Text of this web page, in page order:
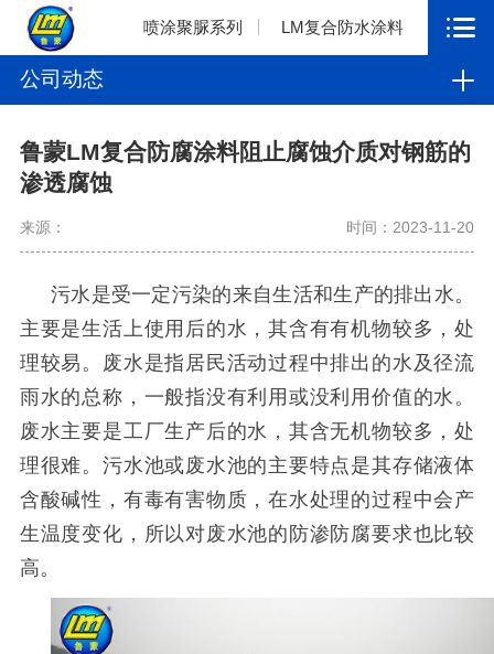
喷涂聚脲系列 LM复合防水涂料
公司动态
鲁蒙LM复合防腐涂料阻止腐蚀介质对钢筋的
渗透腐蚀
来源： 时间：2023-11-20
污水是受一定污染的来自生活和生产的排出水。
主要是生活上使用后的水，其含有有机物较多，处
理较易。废水是指居民活动过程中排出的水及径流
雨水的总称，一般指没有利用或没利用价值的水。
废水主要是工厂生产后的水，其含无机物较多，处
理很难。污水池或废水池的主要特点是其存储液体
含酸碱性，有毒有害物质，在水处理的过程中会产
生温度变化，所以对废水池的防渗防腐要求也比较
高。